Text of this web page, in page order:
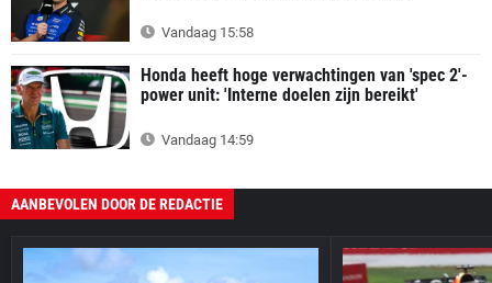
Vandaag 15:58
Honda heeft hoge verwachtingen van 'spec 2'-
power unit: 'Interne doelen zijn bereikt'
Vandaag 14:59
AANBEVOLEN DOOR DE REDACTIE